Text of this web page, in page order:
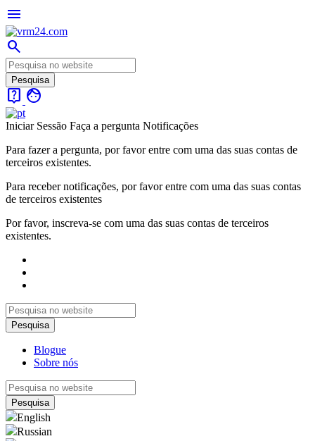
menu
search
live_help face
Iniciar Sessão Faça a pergunta Notificações
Para fazer a pergunta, por favor entre com uma das suas contas de
terceiros existentes.
Para receber notificações, por favor entre com uma das suas contas
de terceiros existentes
Por favor, inscreva-se com uma das suas contas de terceiros
existentes.
Blogue
Sobre nós
English
Russian